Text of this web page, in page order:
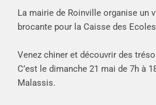
La mairie de Roinville organise un
brocante pour la Caisse des
Venez chiner et découvrir des
C’est le dimanche 21 mai de 7h à
Malassis.